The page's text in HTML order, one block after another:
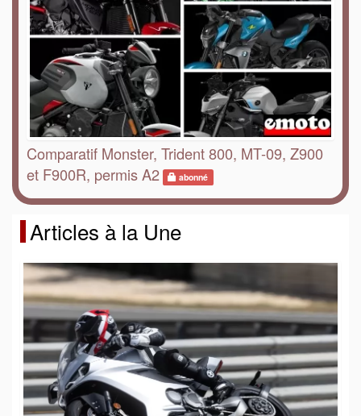
Comparatif Monster, Trident 800, MT-09, Z900
et F900R, permis A2
abonné
Articles à la Une